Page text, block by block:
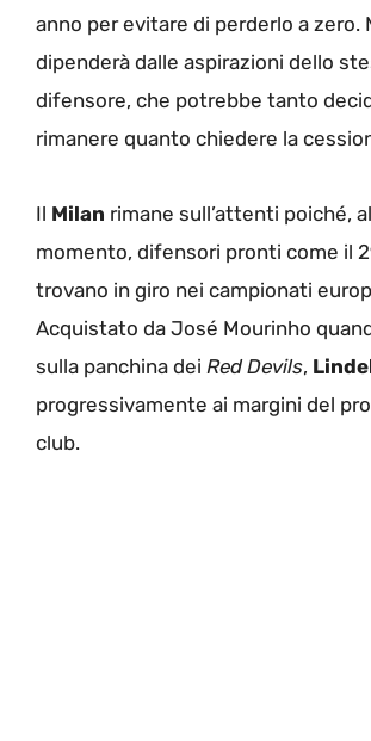
anno per evitare di perderlo a zero.
dipenderà dalle aspirazioni dello
difensore, che potrebbe tanto
rimanere quanto chiedere la
Il Milan rimane sull’attenti poiché,
momento, difensori pronti come il
trovano in giro nei campionati
Acquistato da José Mourinho
sulla panchina dei Red Devils,
progressivamente ai margini del
club.